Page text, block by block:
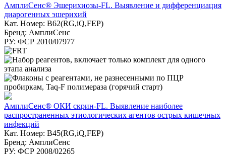
АмплиСенс® Эшерихиозы-FL. Выявление и дифференциация
диарогенных эшерихий
Кат. Номер: B62(RG,iQ,FEP)
Бренд: АмплиСенс
РУ: ФСР 2010/07977
АмплиСенс® ОКИ скрин-FL. Выявление наиболее
распространенных этиологических агентов острых кишечных
инфекций
Кат. Номер: B45(RG,iQ,FEP)
Бренд: АмплиСенс
РУ: ФСР 2008/02265